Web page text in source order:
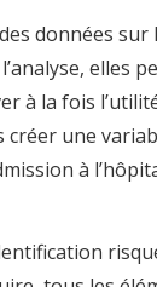
données
elles
à la fois
créer une
à